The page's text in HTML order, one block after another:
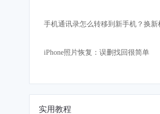
iPhone照片恢复：误删找回很简单
实用教程